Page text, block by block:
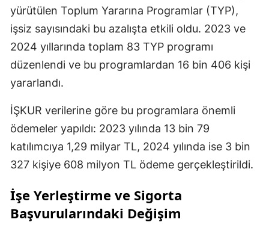
yürütülen Toplum Yararına Programlar (TYP),
işsiz sayısındaki bu azalışta etkili oldu. 2023 ve
2024 yıllarında toplam 83 TYP programı
düzenlendi ve bu programlardan 16 bin 406 kişi
yararlandı.
İŞKUR verilerine göre bu programlara önemli
ödemeler yapıldı: 2023 yılında 13 bin 79
katılımcıya 1,29 milyar TL, 2024 yılında ise 3 bin
327 kişiye 608 milyon TL ödeme gerçekleştirildi.
İşe Yerleştirme ve Sigorta
Başvurularındaki Değişim